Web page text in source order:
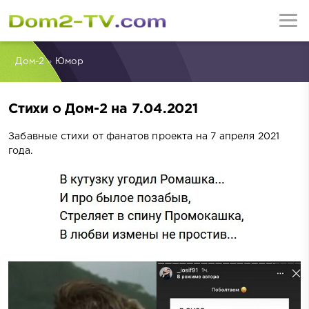
Дом-2» Юмор
Стихи о Дом-2 на 7.04.2021
Забавные стихи от фанатов проекта на 7 апреля 2021
года.